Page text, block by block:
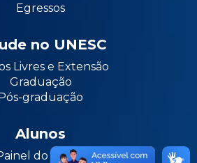
Egressos
no UNESC
Livres e Extensão
Graduação
graduação
Alunos
do Aluno